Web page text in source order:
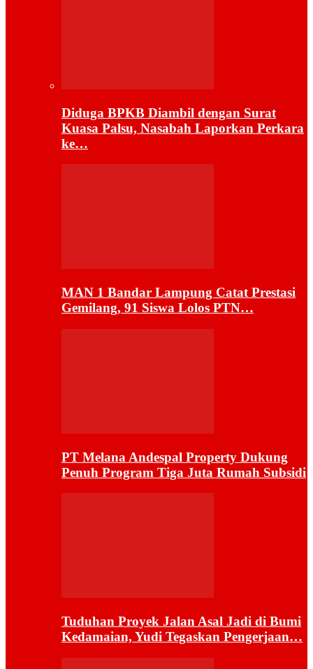
Diduga BPKB Diambil dengan Surat
Kuasa Palsu, Nasabah Laporkan Perkara
ke…
MAN 1 Bandar Lampung Catat Prestasi
Gemilang, 91 Siswa Lolos PTN…
PT Melana Andespal Property Dukung
Penuh Program Tiga Juta Rumah Subsidi
Tuduhan Proyek Jalan Asal Jadi di Bumi
Kedamaian, Yudi Tegaskan Pengerjaan…